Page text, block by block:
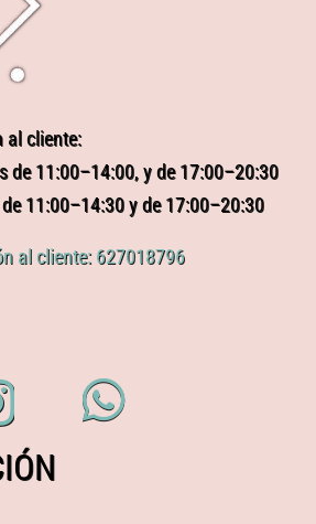
al cliente:
de 11:00–14:00, y de 17:00–20:30
11:00–14:30 y de 17:00–20:30
al cliente: 627018796